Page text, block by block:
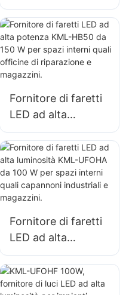
luminosità KML-
HB50 da 100 W per
l'illuminazione di
spazi interni in
fabbriche,
Fornitore di faretti
LED ad alta
potenza KML-HB50
da 150 W per spazi
interni quali officine
di riparazione e
magazzini.
Fornitore di faretti
LED ad alta
luminosità KML-
UFOHA da 100 W
per spazi interni